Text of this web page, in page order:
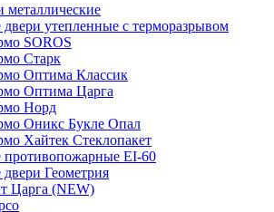
металлические
утепленные с терморазрывом
SOROS
Старк
Оптима Классик
Оптима Царга
Норд
Оникс Букле Опал
Хайтек Стеклопакет
EI-60
Геометрия
Царга (NEW)